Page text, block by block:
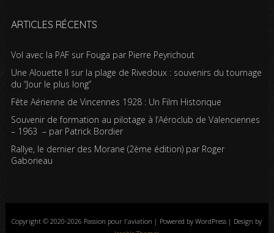
ARTICLES RÉCENTS
Vol avec la PAF sur Fouga par Pierre Peyrichout
Une Alouette II sur la plage de Rivedoux : souvenirs du tournage
du “Jour le plus long”
Fête Aérienne de Vincennes 1928 : Un Film Historique
Souvenir de formation au pilotage à l’Aéroclub de Valenciennes
– 1963 – par Patrick Bordier
Rallye, le dernier des Morane (2ème édition) par Roger
Gaborieau
Copyright © 2020-2026 Passion pour l'aviation | Powered by WordPress | Design by